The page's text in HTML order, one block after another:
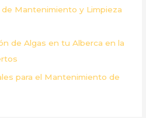
de Mantenimiento y Limpieza
de Algas en tu Alberca en la
para el Mantenimiento de